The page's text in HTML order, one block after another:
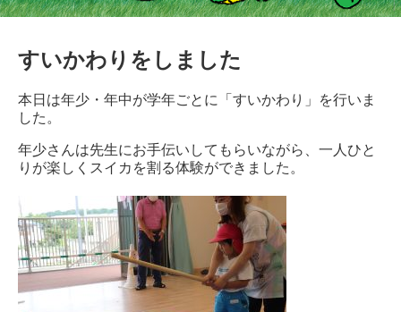
すいかわりをしました
本日は年少・年中が学年ごとに「すいかわり」を行いま
した。
年少さんは先生にお手伝いしてもらいながら、一人ひと
りが楽しくスイカを割る体験ができました。